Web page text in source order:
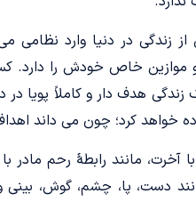
زندگی در دنیا وارد نظامی
موازین خاص خودش را دارد.
زندگی هدف دار و کاملاً پویا
خواهد کرد؛ چون می ­داند
با آخرت، مانند رابطۀ رحم
دست، پا، چشم، گوش، بینی